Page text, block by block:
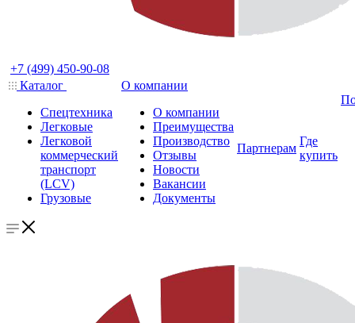
+7 (499) 450-90-08
Каталог
Спецтехника
Легковые
Легковой
коммерческий
транспорт
(LCV)
Грузовые
О компании
О компании
Преимущества
Производство
Отзывы
Новости
Вакансии
Документы
Партнерам
Где
купить